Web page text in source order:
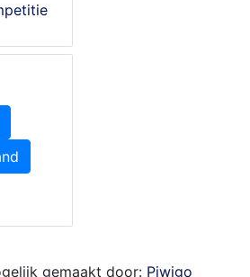
gemaakt door: Piwigo